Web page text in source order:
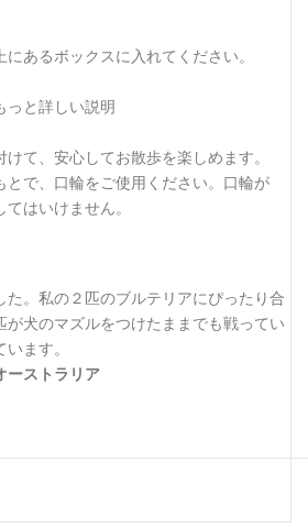
あるボックスに入れてください。
っと詳しい説明
て、安心してお散歩を楽しめます。
とで、口輪をご使用ください。口輪が
はいけません。
た。私の２匹のブルテリアにぴったり合
が犬のマズルをつけたままでも戦ってい
ます。
ーストラリア